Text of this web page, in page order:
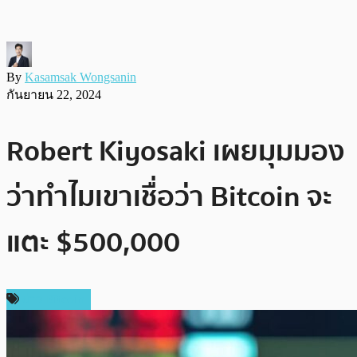
By Kasamsak Wongsanin
กันยายน 22, 2024
Robert Kiyosaki เผยมุมมอง
ว่าทำไมเขาเชื่อว่า Bitcoin จะ
แตะ $500,000